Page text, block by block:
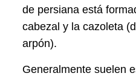
de persiana está
cabezal y la cazoleta
arpón).
Generalmente suelen